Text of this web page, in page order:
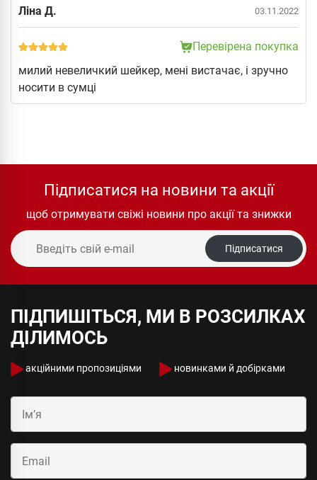
Ліна Д. 03.11.2022
Перевірена покупка
милий невеличкий шейкер, мені вистачає, і зручно
носити в сумці
Підписатися на новини та акції
щоб отримувати свіжі новини про акції та знижки
Підписатися
ПІДПИШІТЬСЯ, МИ В РОЗСИЛКАХ
ДІЛИМОСЬ
акційними пропозиціями новинками й добірками